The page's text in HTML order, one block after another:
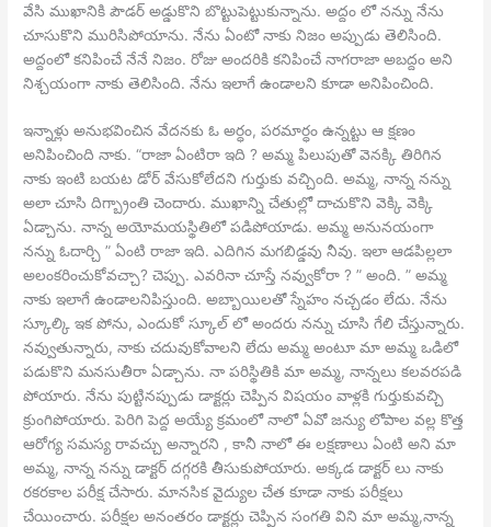
వేసి ముఖానికి పౌడర్ అడ్డుకొని బొట్టుపెట్టుకున్నాను. అద్దం లో నన్ను నేను
చూసుకొని మురిసిపోయాను. నేను ఏంటో నాకు నిజం అప్పుడు తెలిసింది.
అద్దంలో కనిపించే నేనే నిజం. రోజు అందరికి కనిపించే నాగరాజా అబద్దం అని
నిశ్చయంగా నాకు తెలిసింది. నేను ఇలాగే ఉండాలని కూడా అనిపించింది.
ఇన్నాళ్లు అనుభవించిన వేదనకు ఓ అర్ధం, పరమార్ధం ఉన్నట్టు ఆ క్షణం
అనిపించింది నాకు. “రాజా ఏంటిరా ఇది ? అమ్మ పిలుపుతో వెనక్కి తిరిగిన
నాకు ఇంటి బయట డోర్ వేసుకోలేదని గుర్తుకు వచ్చింది. అమ్మ, నాన్న నన్ను
అలా చూసి దిగ్బ్రాంతి చెందారు. ముఖాన్ని చేతుల్లో దాచుకొని వెక్కి వెక్కి
ఏడ్చాను. నాన్న అయోమయస్థితిలో పడిపోయాడు. అమ్మ అనునయంగా
నన్ను ఓదార్చి ” ఏంటి రాజా ఇది. ఎదిగిన మగబిడ్డవు నీవు. ఇలా ఆడపిల్లలా
అలంకరించుకోవచ్చా? చెప్పు. ఎవరినా చూస్తే నవ్వుకోరా ? ” అంది. ” అమ్మ
నాకు ఇలాగే ఉండాలనిపిస్తుంది. అబ్బాయిలతో స్నేహం నచ్చడం లేదు. నేను
స్కూల్కి ఇక పోను, ఎందుకో స్కూల్ లో అందరు నన్ను చూసి గేలి చేస్తున్నారు.
నవ్వుతున్నారు, నాకు చదువుకోవాలని లేదు అమ్మ అంటూ మా అమ్మ ఒడిలో
పడుకొని మనసుతీరా ఏడ్చాను. నా పరిస్థితికి మా అమ్మ, నాన్నలు కలవరపడి
పోయారు. నేను పుట్టినప్పుడు డాక్టర్లు చెప్పిన విషయం వాళ్లకి గుర్తుకువచ్చి
క్రుంగిపోయారు. పెరిగి పెద్ద అయ్యే క్రమంలో నాలో ఏవో జన్యు లోపాల వల్ల కొత్త
ఆరోగ్య సమస్య రావచ్చు అన్నారని , కానీ నాలో ఈ లక్షణాలు ఏంటి అని మా
అమ్మ, నాన్న నన్ను డాక్టర్ దగ్గరకి తీసుకుపోయారు. అక్కడ డాక్టర్ లు నాకు
రకరకాల పరీక్ష చేసారు. మానసిక వైద్యుల చేత కూడా నాకు పరీక్షలు
చేయించారు. పరీక్షల అనంతరం డాక్టర్లు చెప్పిన సంగతి విని మా అమ్మ,నాన్న